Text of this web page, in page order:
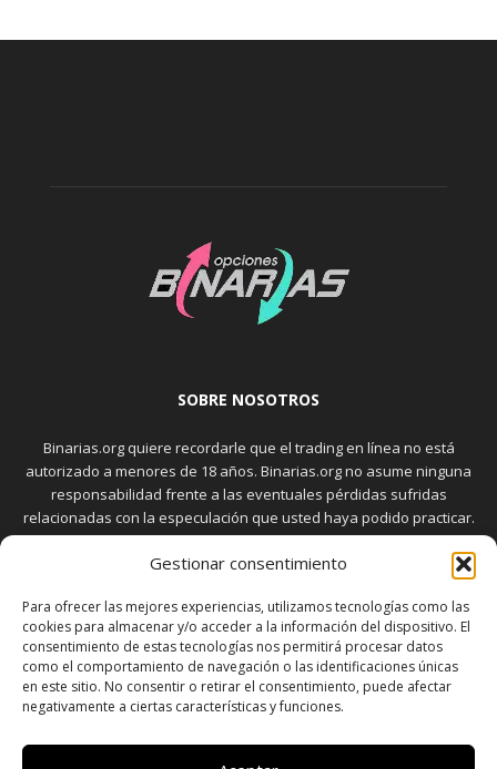
Gestionar consentimiento
Para ofrecer las mejores experiencias, utilizamos tecnologías como las
cookies para almacenar y/o acceder a la información del dispositivo. El
consentimiento de estas tecnologías nos permitirá procesar datos
como el comportamiento de navegación o las identificaciones únicas
en este sitio. No consentir o retirar el consentimiento, puede afectar
negativamente a ciertas características y funciones.
SOBRE NOSOTROS
Binarias.org quiere recordarle que el trading en línea no está
autorizado a menores de 18 años. Binarias.org no asume ninguna
responsabilidad frente a las eventuales pérdidas sufridas
relacionadas con la especulación que usted haya podido practicar.
El trading en el mercado de opciones binarias implica riesgos
elevados. Usted debe conocer y aceptar estos riesgos, que
transacciones bursátiles.
SÍGUENOS